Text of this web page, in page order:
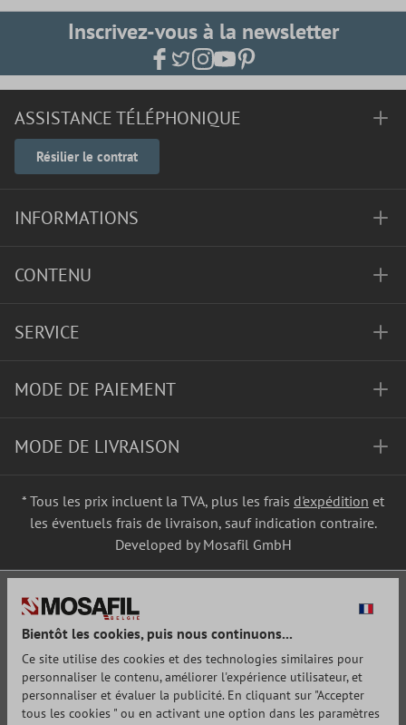
Inscrivez-vous à la newsletter
ASSISTANCE TÉLÉPHONIQUE
Résilier le contrat
INFORMATIONS
CONTENU
SERVICE
MODE DE PAIEMENT
MODE DE LIVRAISON
* Tous les prix incluent la TVA, plus les frais d'expédition et
les éventuels frais de livraison, sauf indication contraire.
Developed by Mosafil GmbH
Bientôt les cookies, puis nous continuons...
Ce site utilise des cookies et des technologies similaires pour
personnaliser le contenu, améliorer l'expérience utilisateur, et
personnaliser et évaluer la publicité. En cliquant sur "Accepter
tous les cookies " ou en activant une option dans les paramètres